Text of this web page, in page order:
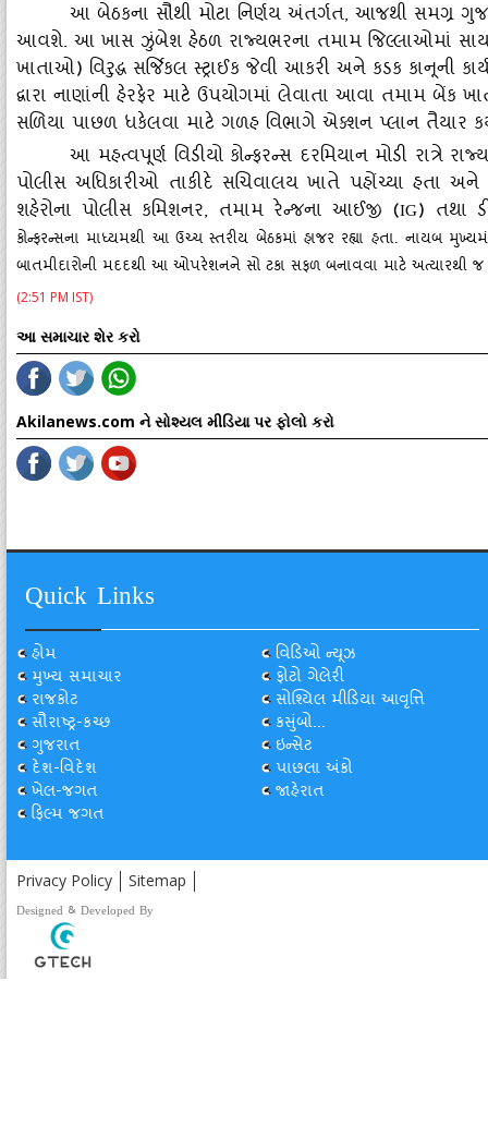
આ બેઠકના સૌથી મોટા નિર્ણય અંતર્ગત, આજથી સમગ્ર
આવશે. આ ખાસ ઝુંબેશ હેઠળ રાજ્‍યભરના તમામ જિલ્લાઓમાં
ખાતાઓ) વિરુદ્ધ સર્જિકલ સ્‍ટ્રાઈક જેવી આકરી અને કડક કાનૂની
દ્વારા નાણાંની હેરફેર માટે ઉપયોગમાં લેવાતા આવા તમામ બેંક
સળિયા પાછળ ધકેલવા માટે ગળહ વિભાગે એક્‍શન પ્‍લાન તૈયાર
આ મહત્‍વપૂર્ણ વિડીયો કોન્‍ફરન્‍સ દરમિયાન મોડી રાત્રે
પોલીસ અધિકારીઓ તાકીદે સચિવાલય ખાતે પહોંચ્‍યા હતા
શહેરોના પોલીસ કમિશનર, તમામ રેન્‍જના આઈજી (IG) તથા
કોન્‍ફરન્‍સના માધ્‍યમથી આ ઉચ્‍ચ સ્‍તરીય બેઠકમાં હાજર રહ્યા હતા. નાયબ
બાતમીદારોની મદદથી આ ઓપરેશનને સો ટકા સફળ બનાવવા માટે અત્‍યારથી
(2:51 PM IST)
આ સમાચાર શેર કરો
Akilanews.com ને સોશ્યલ મીડિયા પર ફોલો કરો
Quick Links
હોમ
મુખ્ય સમાચાર
રાજકોટ
સૌરાષ્ટ્ર-કચ્છ
ગુજરાત
દેશ-વિદેશ
ખેલ-જગત
ફિલ્મ જગત
વિડિઓ ન્યૂઝ
ફોટો ગેલેરી
સોશ્યિલ મીડિયા આવૃત્તિ
કસુંબો...
ઇન્સેટ
પાછલા અંકો
જાહેરાત
Privacy Policy Sitemap
Designed & Developed By